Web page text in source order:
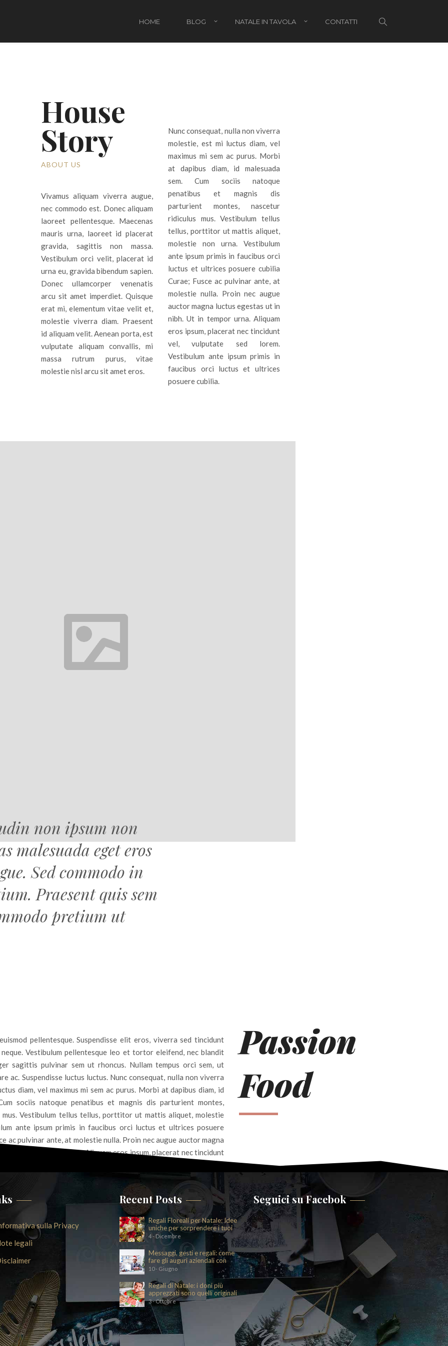
HOME BLOG
Regali di Natale per bambini
Regali di Natale per lei
Pacchetti regalo
Il Natale
Storie e leggende
NATALE IN TAVOLA CONTATTI
House
Story
ABOUT US
Vivamus aliquam viverra augue,
nec commodo est. Donec aliquam
laoreet pellentesque. Maecenas
mauris urna, laoreet id placerat
gravida, sagittis non massa.
Vestibulum orci velit, placerat id
urna eu, gravida bibendum sapien.
Donec ullamcorper venenatis
arcu sit amet imperdiet. Quisque
erat mi, elementum vitae velit et,
molestie viverra diam. Praesent
id aliquam velit. Aenean porta, est
vulputate aliquam convallis, mi
massa rutrum purus, vitae
molestie nisl arcu sit amet eros.
Nunc consequat, nulla non viverra
molestie, est mi luctus diam, vel
maximus mi sem ac purus. Morbi
at dapibus diam, id malesuada
sem. Cum sociis natoque
penatibus et magnis dis
parturient montes, nascetur
ridiculus mus. Vestibulum tellus
tellus, porttitor ut mattis aliquet,
molestie non urna. Vestibulum
ante ipsum primis in faucibus orci
luctus et ultrices posuere cubilia
Curae; Fusce ac pulvinar ante, at
molestie nulla. Proin nec augue
auctor magna luctus egestas ut in
nibh. Ut in tempor urna. Aliquam
eros ipsum, placerat nec tincidunt
vel, vulputate sed lorem.
Vestibulum ante ipsum primis in
faucibus orci luctus et ultrices
posuere cubilia.
non ipsum non
malesuada eget eros
Sed commodo in
Praesent quis sem
pretium ut
pellentesque. Suspendisse elit eros, viverra sed tincidunt
Vestibulum pellentesque leo et tortor eleifend, nec blandit
sagittis pulvinar sem ut rhoncus. Nullam tempus orci sem, ut
ac. Suspendisse luctus luctus. Nunc consequat, nulla non viverra
diam, vel maximus mi sem ac purus. Morbi at dapibus diam, id
sociis natoque penatibus et magnis dis parturient montes,
mus. Vestibulum tellus tellus, porttitor ut mattis aliquet, molestie
ante ipsum primis in faucibus orci luctus et ultrices posuere
ac pulvinar ante, at molestie nulla. Proin nec augue auctor magna
nibh. Ut in tempor urna. Aliquam eros ipsum, placerat nec tincidunt
Passion
Food
sulla Privacy
legali
Recent Posts
Regali Floreali per Natale: Idee
uniche per sorprendere i tuoi
cari
4 - Dicembre
Messaggi, gesti e regali: come
fare gli auguri aziendali con
eleganza e intenzione
10 - Giugno
Regali di Natale: i doni più
apprezzati sono quelli originali
e divertenti
3 - Ottobre
Seguici su Facebok